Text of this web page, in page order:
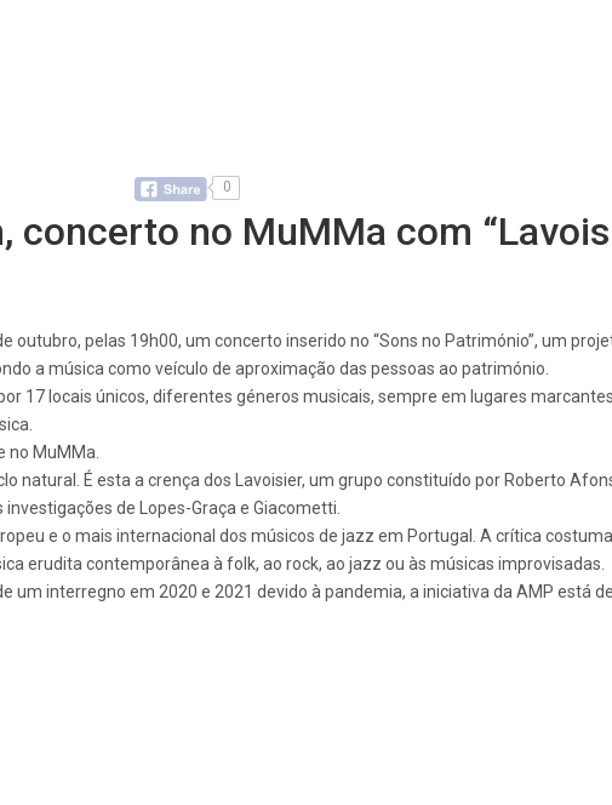
0
concerto no MuMMa com
outubro, pelas 19h00, um concerto inserido no “Sons no Património”, um
a música como veículo de aproximação das pessoas ao património.
17 locais únicos, diferentes géneros musicais, sempre em lugares
no MuMMa.
É esta a crença dos Lavoisier, um grupo constituído por Roberto
de Lopes-Graça e Giacometti.
e o mais internacional dos músicos de jazz em Portugal. A crítica
erudita contemporânea à folk, ao rock, ao jazz ou às músicas improvisadas.
um interregno em 2020 e 2021 devido à pandemia, a iniciativa da AMP está